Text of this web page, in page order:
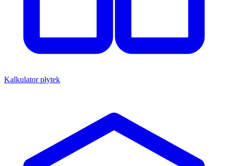
Kalkulator płytek